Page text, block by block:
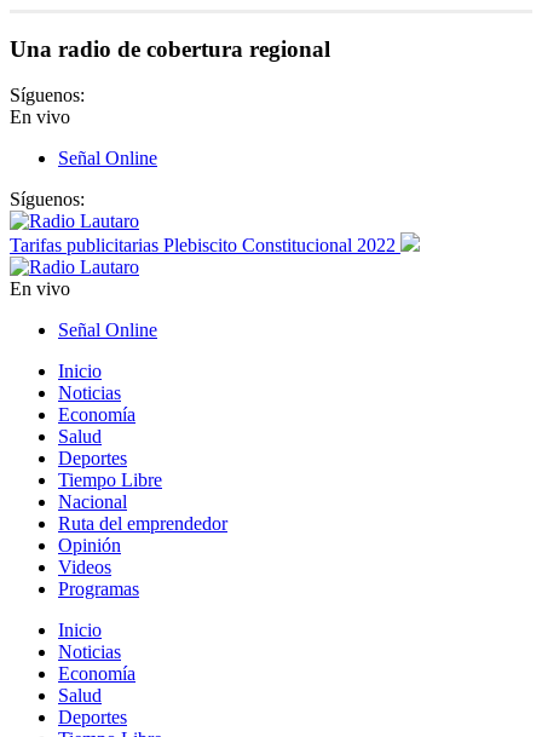
Una radio de cobertura regional
Síguenos:
En vivo
Señal Online
Síguenos:
Tarifas publicitarias Plebiscito Constitucional 2022
En vivo
Señal Online
Inicio
Noticias
Economía
Salud
Deportes
Tiempo Libre
Nacional
Ruta del emprendedor
Opinión
Videos
Programas
Inicio
Noticias
Economía
Salud
Deportes